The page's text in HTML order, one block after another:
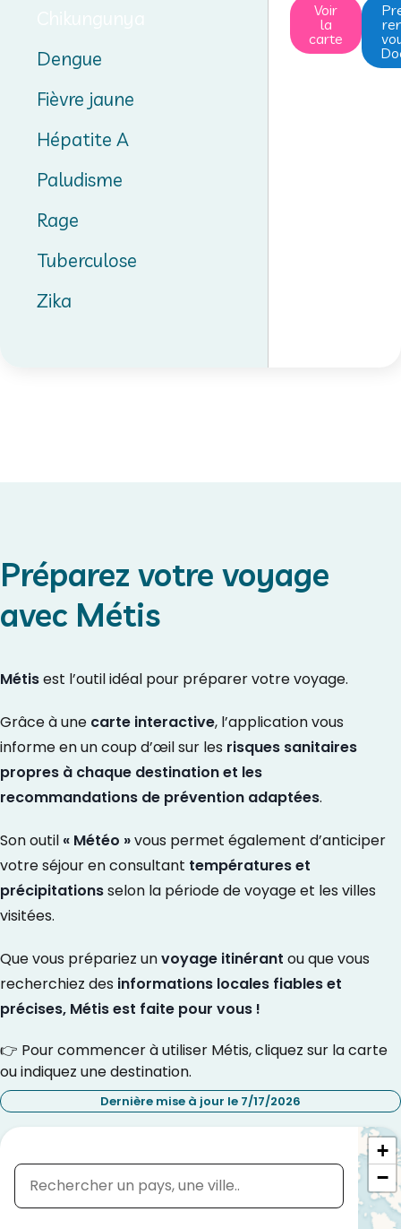
Dengue
Fièvre jaune
Hépatite A
Paludisme
Rage
Tuberculose
Zika
Voir
la
carte
Préparez votre voyage
avec Métis
Métisest l’outil idéal pour préparer votre voyage.
Grâce à une carte interactive, l’application vous
informe en un coup d’œil sur les risques sanitaires
propres à chaque destination et les
recommandations de prévention adaptées.
Son outil « Météo »vous permet également d’anticiper
votre séjour en consultant températures et
précipitationsselon la période de voyage et les villes
visitées.
Que vous prépariez unvoyage itinérant ou que vous
recherchiez des informations locales fiables et
précises, Métis est faite pour vous !
👉 Pour commencer à utiliser Métis, cliquez sur la carte
ou indiquez une destination.
Dernière mise à jour le 7/17/2026
Quelle est votre destination ?
+
−